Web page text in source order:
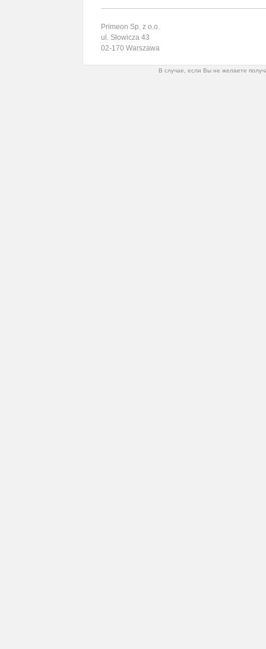
Primeon Sp. z o.o.
ul. Słowicza 43
02-170 Warszawa
В случае, если Вы не желаете